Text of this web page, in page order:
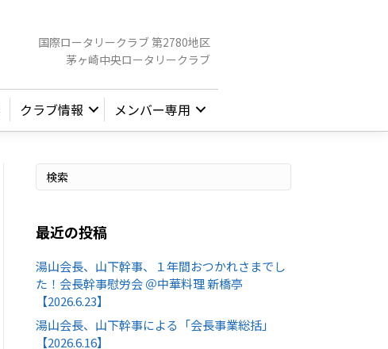
国際ロータリークラブ 第2780地区
茅ヶ崎中央ロータリークラブ
クラブ情報 メンバー専用
最近の投稿
湯山会長、山下幹事、１年間おつかれさまでし
た！会長幹事慰労会 ＠中華料理 新橋亭
【2026.6.23】
湯山会長、山下幹事による「会長事業総括」
【2026.6.16】